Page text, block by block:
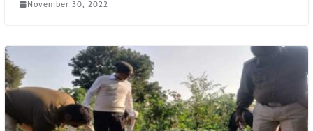
November 30, 2022